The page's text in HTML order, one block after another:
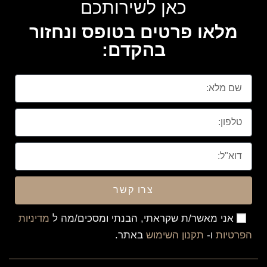
כאן לשירותכם
מלאו פרטים בטופס ונחזור
בהקדם:
אני מאשר/ת שקראתי, הבנתי ומסכים/מה ל מדיניות
הפרטיות ו- תקנון השימוש באתר.
צרו קשר